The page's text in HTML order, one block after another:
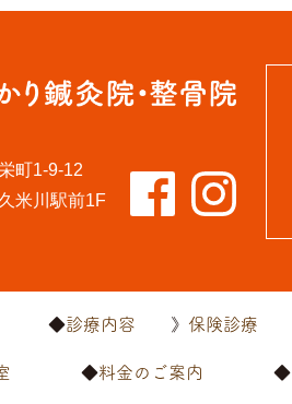
町1-9-12
米川駅前1F
診療内容 保険診療
料金のご案内